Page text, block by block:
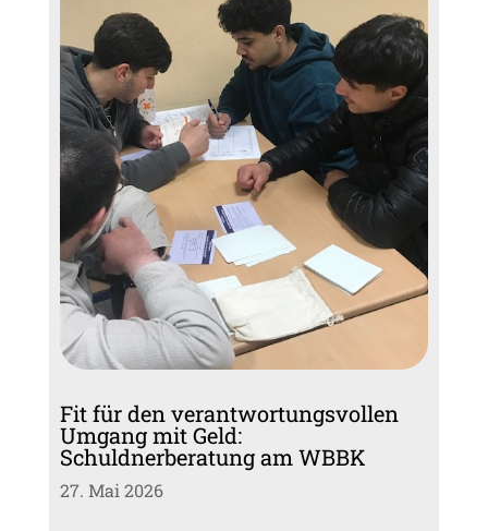
Fit für den verantwortungsvollen
Umgang mit Geld:
Schuldnerberatung am WBBK
27. Mai 2026